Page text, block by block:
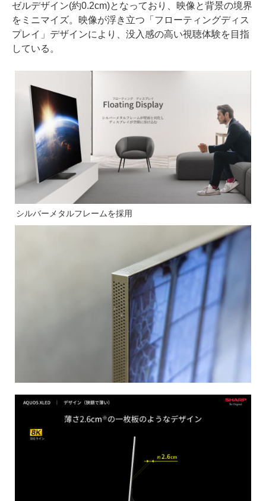
ゼルデザイン(約0.2cm)となっており、映像と背景の境界
をミニマイズ。映像が浮き立つ「フローティングディス
プレイ」デザインにより、没入感の高い視聴体験を目指
している。
シルバーメタルフレームを採用